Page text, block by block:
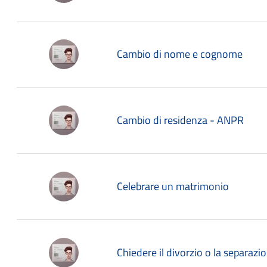
Cambio di nome e cognome
Cambio di residenza - ANPR
Celebrare un matrimonio
Chiedere il divorzio o la